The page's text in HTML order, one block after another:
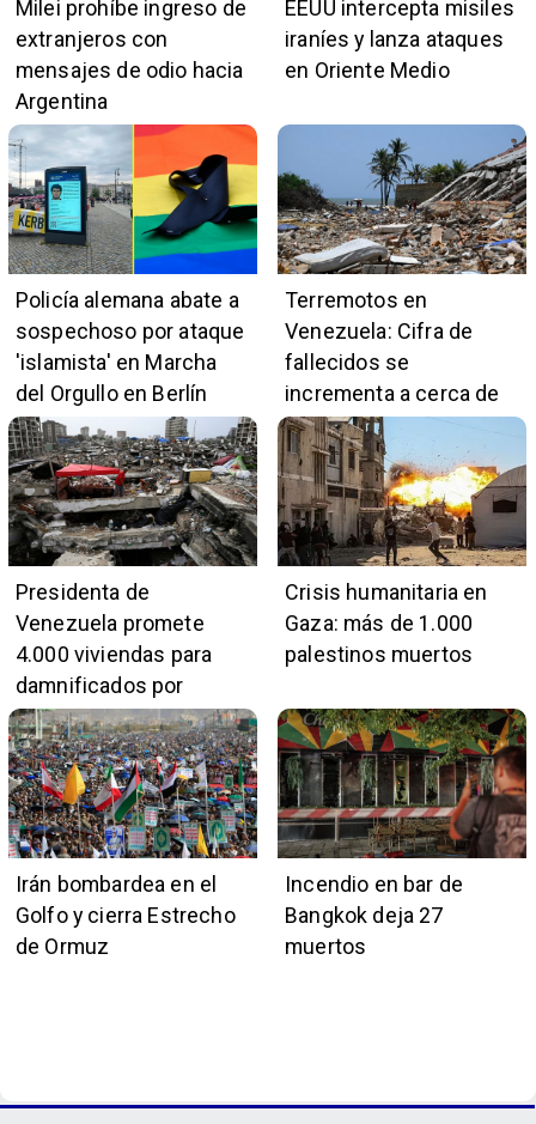
Milei prohíbe ingreso de
extranjeros con
mensajes de odio hacia
Argentina
EEUU intercepta misiles
iraníes y lanza ataques
en Oriente Medio
Policía alemana abate a
sospechoso por ataque
'islamista' en Marcha
del Orgullo en Berlín
Terremotos en
Venezuela: Cifra de
fallecidos se
incrementa a cerca de
5.400
Presidenta de
Venezuela promete
4.000 viviendas para
damnificados por
terremotos
Crisis humanitaria en
Gaza: más de 1.000
palestinos muertos
Irán bombardea en el
Golfo y cierra Estrecho
de Ormuz
Incendio en bar de
Bangkok deja 27
muertos